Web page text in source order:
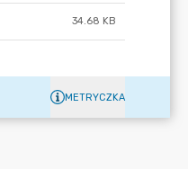
34.68 KB
METRYCZKA